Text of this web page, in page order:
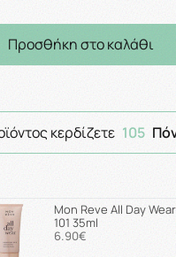
Προσθήκη στο καλάθι
κερδίζετε 105
Mon Reve All Day
101 35ml
6.90€